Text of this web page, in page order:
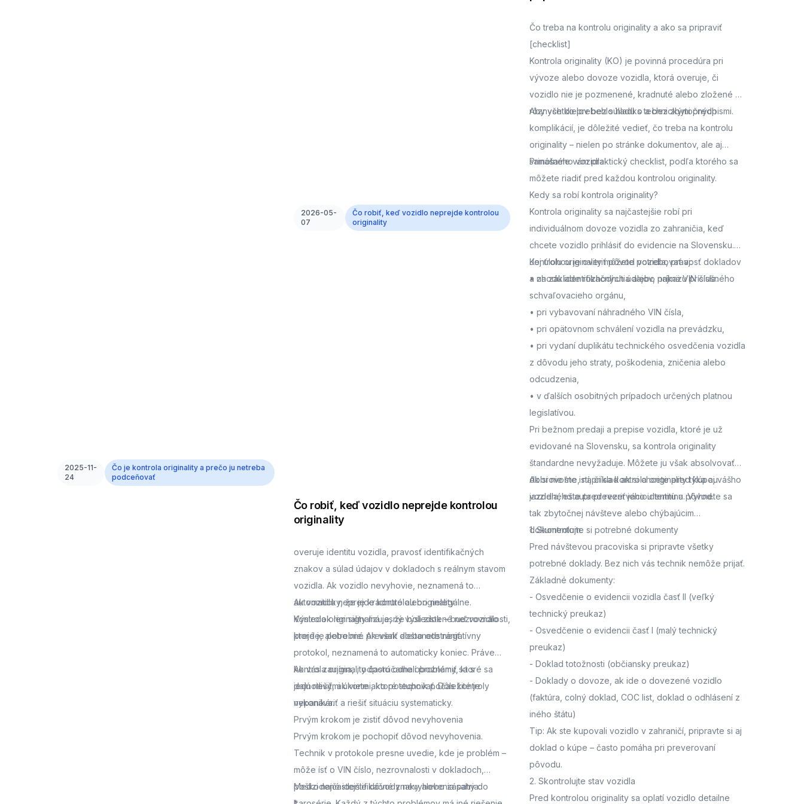
2025-11-
24
Čo je kontrola originality a prečo ju netreba
podceňovať
2026-05-
07
Čo robiť, keď vozidlo neprejde kontrolou
originality
Čo robiť, keď vozidlo neprejde kontrolou
originality
overuje identitu vozidla, pravosť identifikačných
znakov a súlad údajov v dokladoch s reálnym stavom
vozidla. Ak vozidlo nevyhovie, neznamená to
automaticky, že je kradnuté alebo nelegálne.
Výsledok len signalizuje, že boli zistené nezrovnalosti,
ktoré je potrebné preveriť alebo odstrániť.
Ak vozidlo neprejde kontrolou originality
Kontrola originality má jasný výsledok – buď vozidlo
prejde, alebo nie. Ak však dostanete negatívny
protokol, neznamená to automaticky koniec. Práve
kontrola originality často odhalí problémy, ktoré sa
dajú riešiť, ak viete ako postupovať. Dôležité je
nepanikáriť a riešiť situáciu systematicky.
Ak vás zaujíma,, odporúčame oboznámiť sa s
jednotlivými úkonmi, ktoré technik počas kontroly
vykonáva.
Prvým krokom je zistiť dôvod nevyhovenia
Prvým krokom je pochopiť dôvod nevyhovenia.
Technik v protokole presne uvedie, kde je problém –
môže ísť o VIN číslo, nezrovnalosti v dokladoch,
poškodené identifikačné znaky alebo zásahy do
Medzi najčastejšie dôvody nevyhovenia patria:
Čo treba na kontrolu originality a ako sa pripraviť
[checklist]
Kontrola originality (KO) je povinná procedúra pri
vývoze alebo dovoze vozidla, ktorá overuje, či
vozidlo nie je pozmenené, kradnuté alebo zložené z
rôznych dielov bez súladu s technickými predpismi.
Aby všetko prebehlo hladko a bez zbytočných
komplikácií, je dôležité vedieť, čo treba na kontrolu
originality – nielen po stránke dokumentov, ale aj
samotného vozidla.
Prinášame vám praktický checklist, podľa ktorého sa
môžete riadiť pred každou kontrolou originality.
Kedy sa robí kontrola originality?
Kontrola originality sa najčastejšie robí pri
individuálnom dovoze vozidla zo zahraničia, keď
chcete vozidlo prihlásiť do evidencie na Slovensku.
Jej úlohou je overiť pôvod vozidla, pravosť dokladov
a zhodu identifikačných údajov, najmä VIN čísla.
Kontrolu originality môžete potrebovať aj:
• na základe rozhodnutia alebo príkazu príslušného
schvaľovacieho orgánu,
• pri vybavovaní náhradného VIN čísla,
• pri opätovnom schválení vozidla na prevádzku,
• pri vydaní duplikátu technického osvedčenia vozidla
z dôvodu jeho straty, poškodenia, zničenia alebo
odcudzenia,
• v ďalších osobitných prípadoch určených platnou
legislatívou.
Pri bežnom predaji a prepise vozidla, ktoré je už
evidované na Slovensku, sa kontrola originality
štandardne nevyžaduje. Môžete ju však absolvovať
dobrovoľne, napríklad ak si chcete pred kúpou
jazdeného auta preveriť jeho identitu a pôvod.
Ak si nie ste istí, či sa kontrola originality týka aj vášho
vozidla,ešte pred rezerváciou termínu. Vyhnete sa
tak zbytočnej návšteve alebo chýbajúcim
dokumentom.
1. Skontrolujte si potrebné dokumenty
Pred návštevou pracoviskasi pripravte všetky
potrebné doklady. Bez nich vás technik nemôže prijať.
Základné dokumenty:
-Osvedčenie o evidencii vozidla časť II (veľký
technický preukaz)
-Osvedčenie o evidencii časť I (malý technický
preukaz)
-Doklad totožnosti (občiansky preukaz)
-Doklady o dovoze, ak ide o dovezené vozidlo
(faktúra, colný doklad, COC list, doklad o odhlásení z
iného štátu)
Tip: Ak ste kupovali vozidlo v zahraničí, pripravte si aj
doklad o kúpe – často pomáha pri preverovaní
pôvodu.
2. Skontrolujte stav vozidla
Pred kontrolou originality sa oplatí vozidlo detailne